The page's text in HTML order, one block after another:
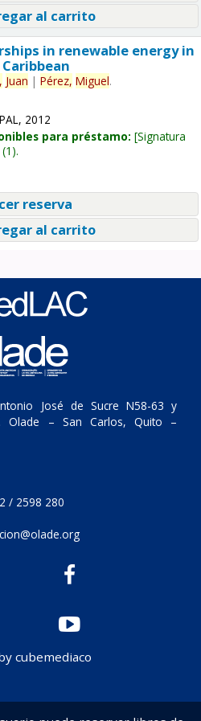
al carrito
in renewable energy in
Juan | Pérez, Miguel.
2012
para préstamo: Signatura
(1).
reserva
al carrito
José de Sucre N58-63 y
Olade – San Carlos, Quito –
/ 2598 280
cubemediaco